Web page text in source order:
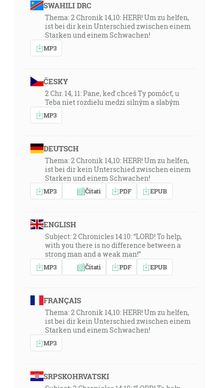
SWAHILI DRC
Thema: 2 Chronik 14,10: HERR! Um zu helfen,
ist bei dir kein Unterschied zwischen einem
Starken und einem Schwachen!
MP3
ČESKY
2 Chr. 14, 11: Pane, keď chceš Ty pomôcť, u
Teba niet rozdielu medzi silným a slabým
MP3
DEUTSCH
Thema: 2 Chronik 14,10: HERR! Um zu helfen,
ist bei dir kein Unterschied zwischen einem
Starken und einem Schwachen!
MP3 Čitati PDF EPUB
ENGLISH
Subject: 2 Chronicles 14:10: “LORD! To help,
with you there is no difference between a
strong man and a weak man!”
MP3 Čitati PDF EPUB
FRANÇAIS
Thema: 2 Chronik 14,10: HERR! Um zu helfen,
ist bei dir kein Unterschied zwischen einem
Starken und einem Schwachen!
MP3
SRPSKOHRVATSKI